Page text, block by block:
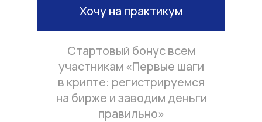
Стартовый бонус всем
участникам «Первые шаги
в крипте: регистрируемся
на бирже и заводим деньги
правильно»
Хочу на практикум